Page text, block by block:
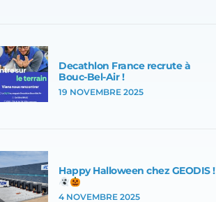
Decathlon France recrute à
Bouc-Bel-Air !
19 NOVEMBRE 2025
Happy Halloween chez GEODIS !
4 NOVEMBRE 2025